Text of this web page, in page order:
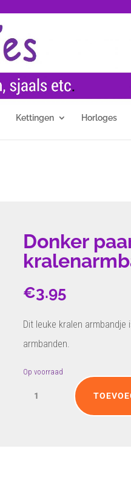
Kettingen Horloges
Donker
€3.95
Dit leuke kralen
armbanden.
Op voorraad
paars
kralenarmbandje